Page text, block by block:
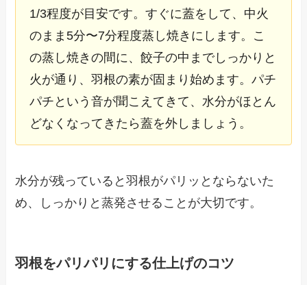
1/3程度が目安です。すぐに蓋をして、中火
のまま5分〜7分程度蒸し焼きにします。こ
の蒸し焼きの間に、餃子の中までしっかりと
火が通り、羽根の素が固まり始めます。パチ
パチという音が聞こえてきて、水分がほとん
どなくなってきたら蓋を外しましょう。
水分が残っていると羽根がパリッとならないた
め、しっかりと蒸発させることが大切です。
羽根をパリパリにする仕上げのコツ